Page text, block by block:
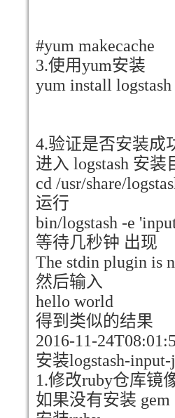
#yum makecache
3.使用yum安装
yum install logstash
4.验证是否安装成
进入 logstash 安装
cd /usr/share/
运行
bin/logstash -e
等待几秒钟 出现
The stdin plugin is
然后输入
hello world
得到类似的结果
2016-11-
安装logstash-
1.修改ruby仓库镜
如果没有安装 gem